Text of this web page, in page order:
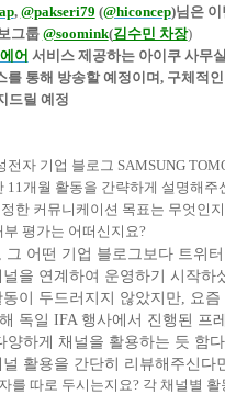
, @pakseri79 (@hiconcep)님은 이
그룹@soomink(김수민 차장)
어 서비스 제공하는 아이쿠 사무
를 통해 방송할 예정이며 , 구체적인
드릴 예정
전자 기업 블로그 SAMSUNG
11개월 활동을 간략하게 설명해주
한 커뮤니케이션 목표는 무엇인
평가는 어떠신지요?
그 어떤 기업 블로그보다 트위터
을 연계하여 운영하기 시작하
이 두드러지지 않았지만
요
독일 IFA 행사에서 진행된 프
양하게 채널을 활용하는 듯 함다
활용을 간단히 리뷰해주신다
를 따로 두시는지요? 각 채널별